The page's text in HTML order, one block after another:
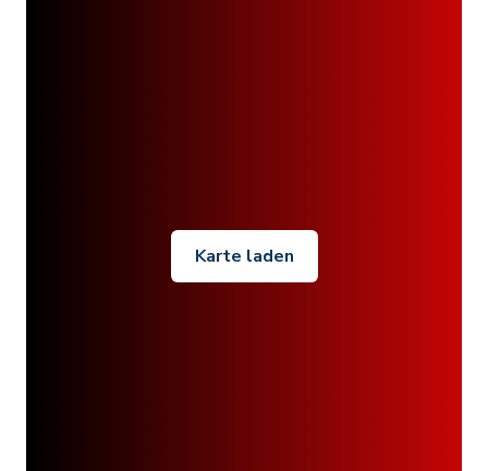
Karte laden